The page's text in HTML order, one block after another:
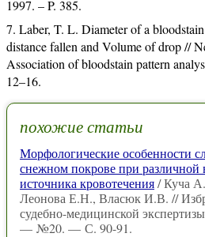
1997. – P. 385.
Laber, T. L. Diameter of a
distance fallen and Volume of drop //
Association of bloodstain pattern
12–16.
похожие статьи
Морфологические особенности
снежном покрове при различной
источника кровотечения/ Куча
Леонова Е.Н., Власюк И.В. //
судебно-медицинской
— №20. — С. 90-91.